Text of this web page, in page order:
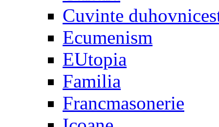
Cuvinte
Ecumenism
EUtopia
Familia
Francmasonerie